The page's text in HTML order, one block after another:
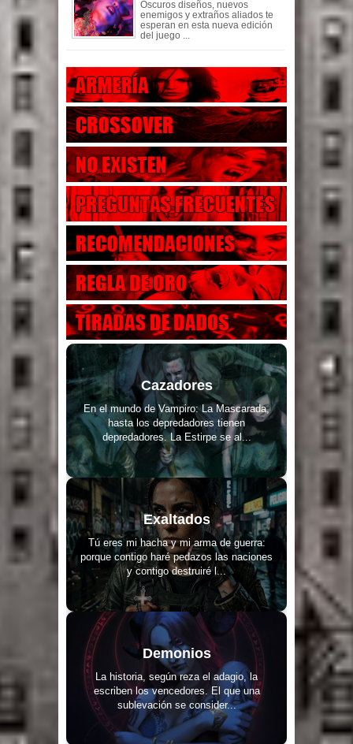
Oscuros diseños, nuevos
enemigos y extraños aliados te
esperan en esta nueva edición
del juego ...
Cazadores
En el mundo de Vampiro: La Mascarada,
hasta los depredadores tienen
depredadores. La Estirpe se al...
Exaltados
Tú eres mi hacha y mi arma de guerra:
porque contigo haré pedazos las naciones
y contigo destruiré l...
Demonios
La historia, según reza el adagio, la
escriben los vencedores. El que una
sublevación se consider...